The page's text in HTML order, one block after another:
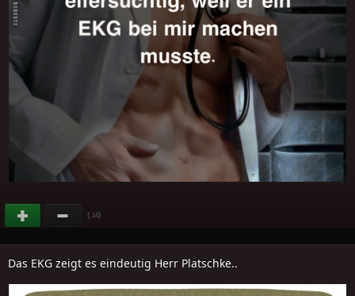
(-14)
Das EKG zeigt es eindeutig Herr Platschke..